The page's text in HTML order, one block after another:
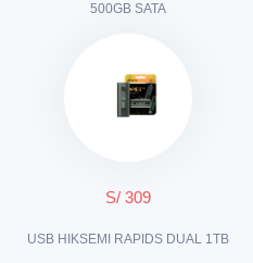
500GB SATA
S/ 309
USB HIKSEMI RAPIDS DUAL 1TB